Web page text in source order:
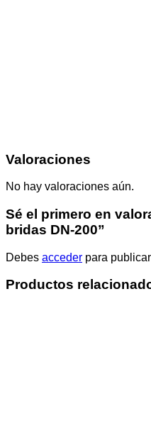
Valoraciones
No hay valoraciones aún.
Sé el primero en
bridas DN-200”
Debes acceder para
Productos